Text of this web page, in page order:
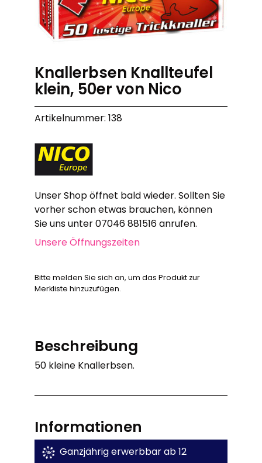
Knallerbsen Knallteufel
klein, 50er von Nico
Artikelnummer: 138
Unser Shop öffnet bald wieder. Sollten Sie
vorher schon etwas brauchen, können
Sie uns unter 07046 881516 anrufen.
Unsere Öffnungszeiten
Bitte melden Sie sich an, um das Produkt zur
Merkliste hinzuzufügen.
Beschreibung
50 kleine Knallerbsen.
Informationen
Ganzjährig erwerbbar ab 12